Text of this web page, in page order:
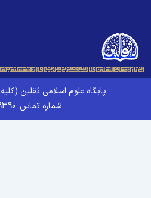
پایگاه علوم اسلامی ثقلین
شماره تماس: 79390 - 021